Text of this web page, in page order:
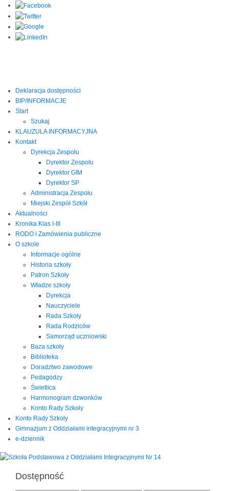
Deklaracja dostępności
BIP/INFORMACJE
Start
Szukaj
KLAUZULA INFORMACYJNA
Kontakt
Dyrekcja Zespołu
Dyrektor Zespołu
Dyrektor GIM
Dyrektor SP
Administracja Zespołu
Miejski Zespół Szkół
Aktualności
Kronika Klas I-III
RODO i Zamówienia publiczne
O szkole
Informacje ogólne
Historia szkoły
Patron Szkoły
Władze szkoły
Dyrekcja
Nauczyciele
Rada Szkoły
Rada Rodziców
Samorząd uczniowski
Baza szkoły
Biblioteka
Doradztwo zawodowe
Pedagodzy
Świetlica
Harmonogram dzwonków
Konto Rady Szkoły
Konto Rady Szkoły
Gimnazjum z Oddziałami integracyjnymi nr 3
e-dziennik
Dostępność